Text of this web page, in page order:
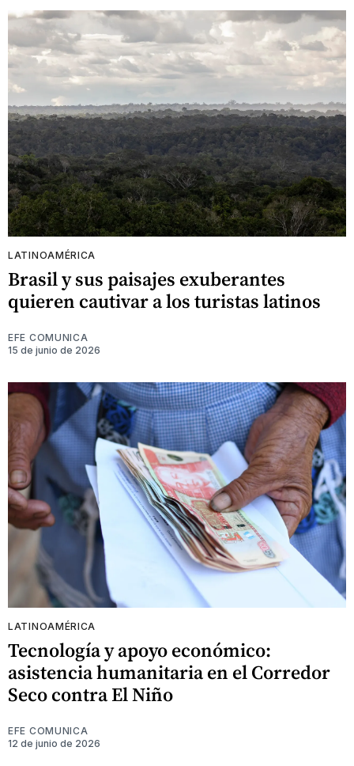
LATINOAMÉRICA
Brasil y sus paisajes exuberantes
quieren cautivar a los turistas latinos
EFE COMUNICA
15 de junio de 2026
LATINOAMÉRICA
Tecnología y apoyo económico:
asistencia humanitaria en el Corredor
Seco contra El Niño
EFE COMUNICA
12 de junio de 2026